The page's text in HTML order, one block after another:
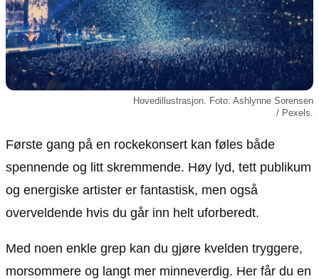
Informasjon
Om oss
Kontakt oss
Hovedillustrasjon. Foto: Ashlynne Sorensen
/ Pexels.
Første gang på en rockekonsert kan føles både
spennende og litt skremmende. Høy lyd, tett publikum
og energiske artister er fantastisk, men også
overveldende hvis du går inn helt uforberedt.
Med noen enkle grep kan du gjøre kvelden tryggere,
morsommere og langt mer minneverdig. Her får du en